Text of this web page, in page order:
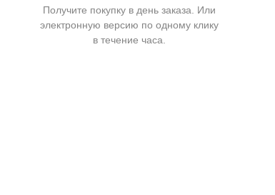
Получите покупку в день заказа. Или
электронную версию по одному клику
в течение часа.